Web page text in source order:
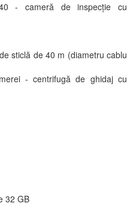
- cameră de inspecție cu
sticlă de 40 m (diametru cablu
- centrifugă de ghidaj cu
32 GB